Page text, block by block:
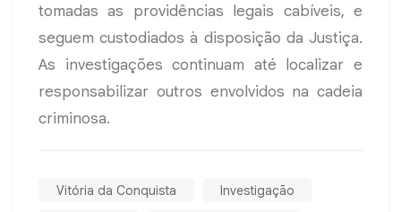
tomadas as providências legais cabíveis, e
seguem custodiados à disposição da Justiça.
As investigações continuam até localizar e
responsabilizar outros envolvidos na cadeia
criminosa.
Vitória da Conquista
Investigação